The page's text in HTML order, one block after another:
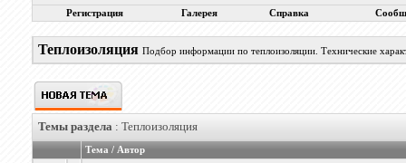
Регистрация Галерея Справка
Теплоизоляция Подбор информации по теплоизоляции. Технические
Темы раздела: Теплоизоляция
Тема / Автор